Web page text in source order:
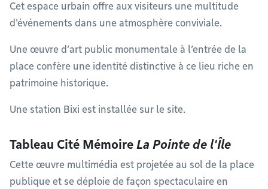
Cet espace urbain offre aux visiteurs une multitude
d'événements dans une atmosphère conviviale.
Une œuvre d’art public monumentale à l’entrée de la
place confère une identité distinctive à ce lieu riche en
patrimoine historique.
Une station Bixi est installée sur le site.
Tableau Cité Mémoire La Pointe de l'Île
Cette œuvre multimédia est projetée au sol de la place
publique et se déploie de façon spectaculaire en